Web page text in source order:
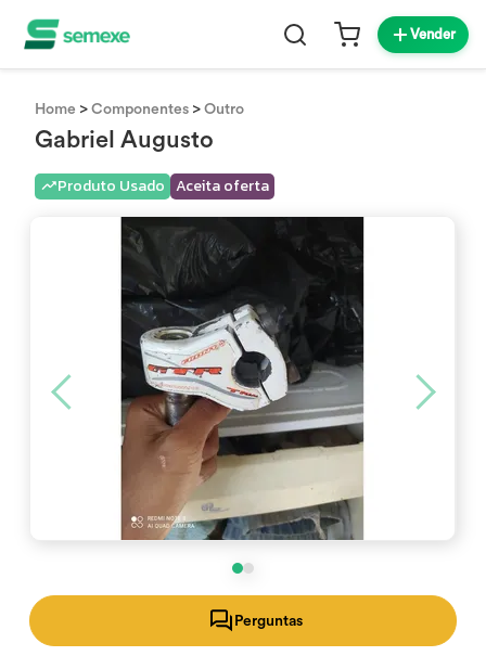
Vender
Home >Componentes >Outro
Gabriel Augusto
Produto Usado Aceita oferta
Perguntas